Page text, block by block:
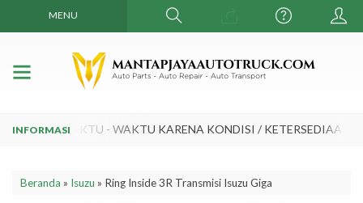
MENU
SEWAKTU - WAKTU KARENA KONDISI / KETERSEDIAAN
Beranda » Isuzu » Ring Inside 3R Transmisi Isuzu Giga